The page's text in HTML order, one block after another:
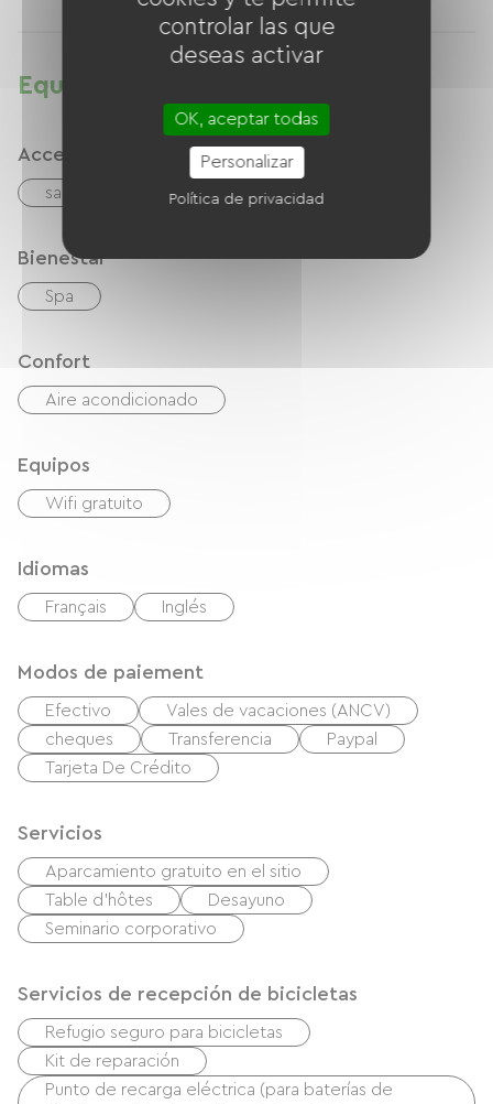
Equipamientos
Accesibilidad
sala PMR
Bienestar
Spa
Confort
Aire acondicionado
Equipos
Wifi gratuito
Idiomas
Français Inglés
Modos de paiement
Efectivo
Vales de vacaciones (ANCV)
cheques
Transferencia
Paypal
Tarjeta De Crédito
Servicios
Aparcamiento gratuito en el sitio
Table d'hôtes
Desayuno
Seminario corporativo
Servicios de recepción de bicicletas
Refugio seguro para bicicletas
Kit de reparación
Punto de recarga eléctrica (para baterías de
controlar las que
deseas activar
OK, aceptar todas
Personalizar
Política de privacidad